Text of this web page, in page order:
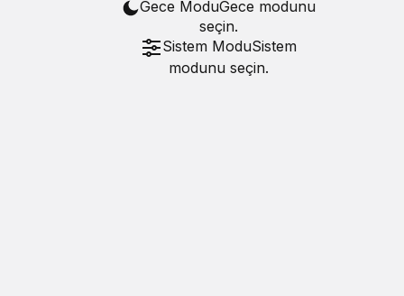
Gece ModuGece modunu
seçin.
Sistem ModuSistem
modunu seçin.